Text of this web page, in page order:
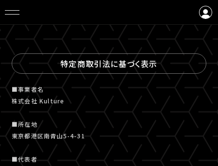
会員登録
特定商取引法に基づく表示
■事業者名
株式会社 Kulture
■所在地
東京都港区南青山5-4-31
■代表者